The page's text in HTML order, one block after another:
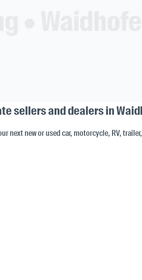
sellers and dealers in
next new or used car, motorcycle, RV,